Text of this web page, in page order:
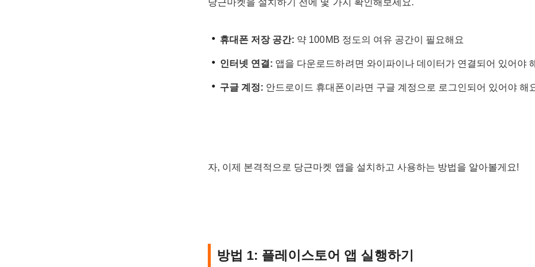
당근마켓을 설치하기 전에 몇 가지 확인해보세요.
휴대폰 저장 공간: 약 100MB 정도의 여유 공간이 필요해요
인터넷 연결: 앱을 다운로드하려면 와이파이나 데이터가 연결되어 있어야
구글 계정: 안드로이드 휴대폰이라면 구글 계정으로 로그인되어 있어야 해
자, 이제 본격적으로 당근마켓 앱을 설치하고 사용하는 방법을 알아볼게요!
방법 1: 플레이스토어 앱 실행하기